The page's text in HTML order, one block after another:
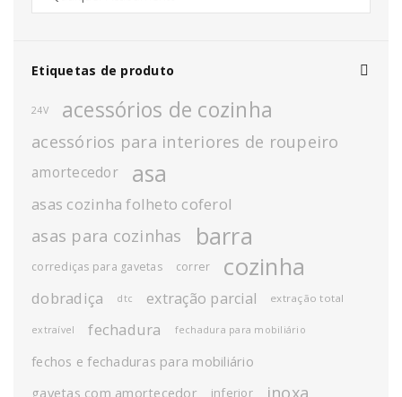
Etiquetas de produto
24V acessórios de cozinha
acessórios para interiores de roupeiro
amortecedor asa
asas cozinha folheto coferol
asas para cozinhas barra
corrediças para gavetas correr cozinha
dobradiça dtc extração parcial extração total
extraível fechadura fechadura para mobiliário
fechos e fechaduras para mobiliário
gavetas com amortecedor
inferior